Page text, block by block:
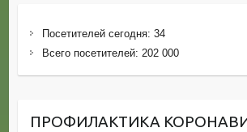
Посетителей сегодня: 34
Всего посетителей: 202 000
ПРОФИЛАКТИКА